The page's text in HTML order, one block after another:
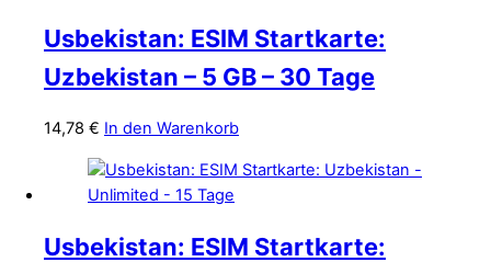
Usbekistan: ESIM Startkarte:
Uzbekistan – 5 GB – 30 Tage
14,78 € In den Warenkorb
Usbekistan: ESIM Startkarte: